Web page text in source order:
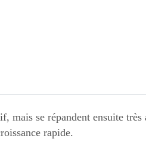
se répandent ensuite très
rapide.